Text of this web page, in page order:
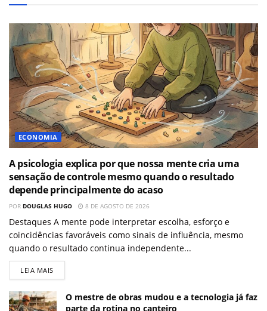
ECONOMIA
A psicologia explica por que nossa mente cria uma
sensação de controle mesmo quando o resultado
depende principalmente do acaso
POR DOUGLAS HUGO 8 DE AGOSTO DE 2026
Destaques A mente pode interpretar escolha, esforço e
coincidências favoráveis como sinais de influência, mesmo
quando o resultado continua independente...
LEIA MAIS
O mestre de obras mudou e a tecnologia já faz
parte da rotina no canteiro